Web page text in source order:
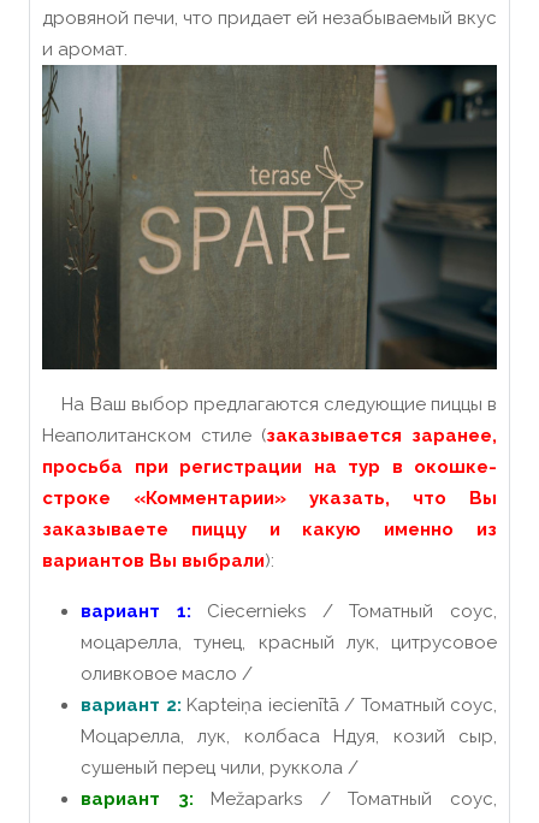
дровяной печи, что придает ей незабываемый вкус
и аромат.
На Ваш выбор предлагаются следующие пиццы в
Неаполитанском стиле (заказывается заранее,
просьба при регистрации на тур в окошке-
строке «Комментарии» указать, что Вы
заказываете пиццу и какую именно из
вариантов Вы выбрали):
вариант 1: Ciecernieks / Томатный соус,
моцарелла, тунец, красный лук, цитрусовое
оливковое масло /
вариант 2: Kapteiņa iecienītā / Томатный соус,
Моцарелла, лук, колбаса Ндуя, козий сыр,
сушеный перец чили, руккола /
вариант 3: Mežaparks / Томатный соус,